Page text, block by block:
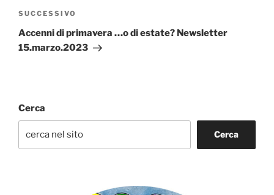
Articolo
successivo
SUCCESSIVO
Accenni di primavera …o di estate? Newsletter
15.marzo.2023
Cerca
Cerca